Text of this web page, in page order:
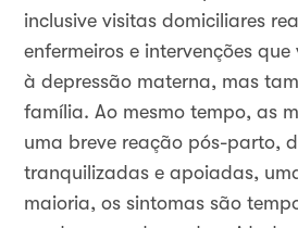
inclusive visitas domiciliares
enfermeiros e intervenções
à depressão materna, mas
família. Ao mesmo tempo, as
uma breve reação pós-parto,
tranquilizadas e apoiadas,
maioria, os sintomas são